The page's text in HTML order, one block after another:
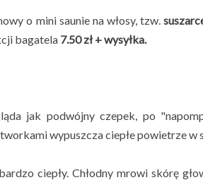
o mini saunie na włosy, tzw.
bagatela 7.50 zł + wysyłka.
jak podwójny czepek, po
wypuszcza ciepłe powietrze w
ciepły. Chłodny mrowi skórę